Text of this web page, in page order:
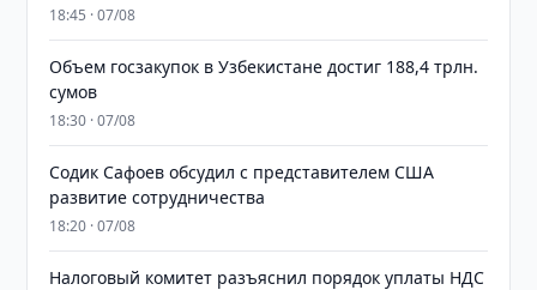
18:45 · 07/08
​​​​​​​Объем госзакупок в Узбекистане достиг 188,4 трлн.
сумов
18:30 · 07/08
Содик Сафоев обсудил с представителем США
развитие сотрудничества
18:20 · 07/08
Налоговый комитет разъяснил порядок уплаты НДС